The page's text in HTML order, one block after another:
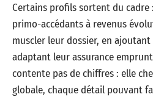
Certains profils sortent du cadre
primo-accédants à revenus
muscler leur dossier, en
adaptant leur assurance
contente pas de chiffres : elle
globale, chaque détail pouvant